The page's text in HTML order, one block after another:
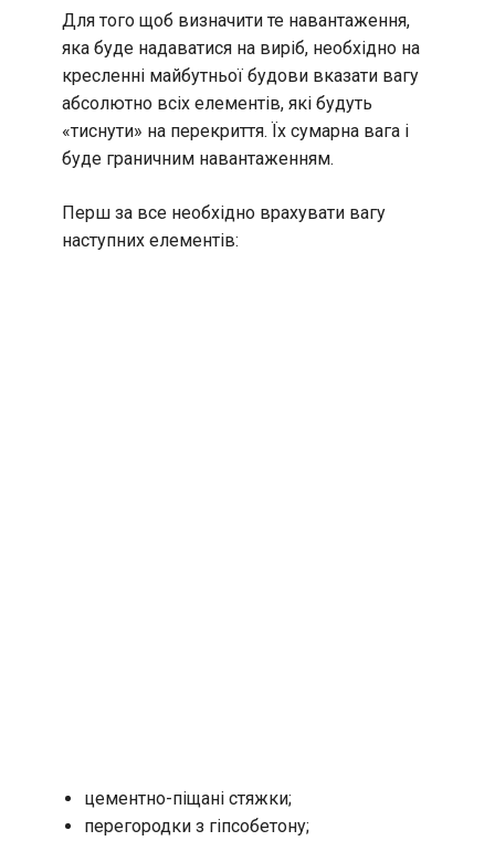
Для того щоб визначити те навантаження,
яка буде надаватися на виріб, необхідно на
кресленні майбутньої будови вказати вагу
абсолютно всіх елементів, які будуть
«тиснути» на перекриття. Їх сумарна вага і
буде граничним навантаженням.
Перш за все необхідно врахувати вагу
наступних елементів:
цементно-піщані стяжки;
перегородки з гіпсобетону;